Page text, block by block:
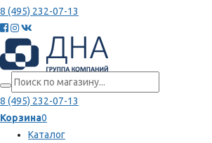
8 (495) 232-07-13
8 (495) 232-07-13
Корзина0
Каталог